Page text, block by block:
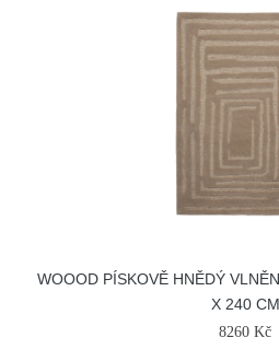
WOOOD PÍSKOVĚ HNĚDÝ
X 240 CM
8260 Kč